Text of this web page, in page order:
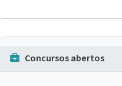
Concursos abertos